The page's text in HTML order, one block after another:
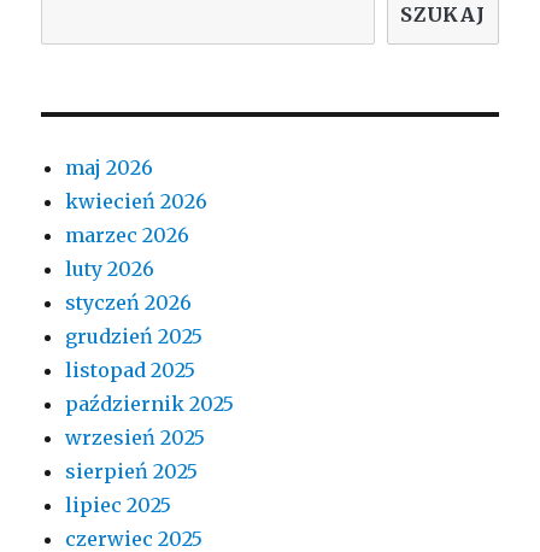
SZUKAJ
maj 2026
kwiecień 2026
marzec 2026
luty 2026
styczeń 2026
grudzień 2025
listopad 2025
październik 2025
wrzesień 2025
sierpień 2025
lipiec 2025
czerwiec 2025